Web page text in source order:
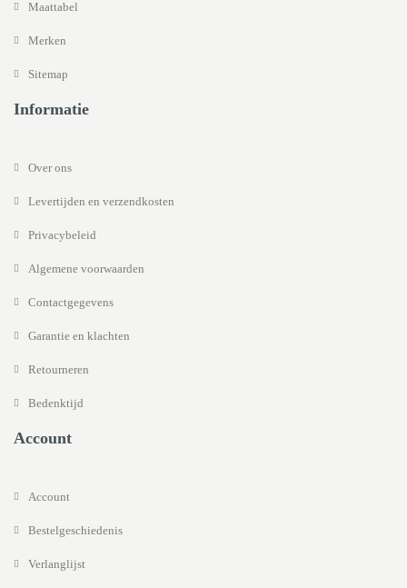
Maattabel
Merken
Sitemap
Informatie
Over ons
Levertijden en verzendkosten
Privacybeleid
Algemene voorwaarden
Contactgegevens
Garantie en klachten
Retourneren
Bedenktijd
Account
Account
Bestelgeschiedenis
Verlanglijst